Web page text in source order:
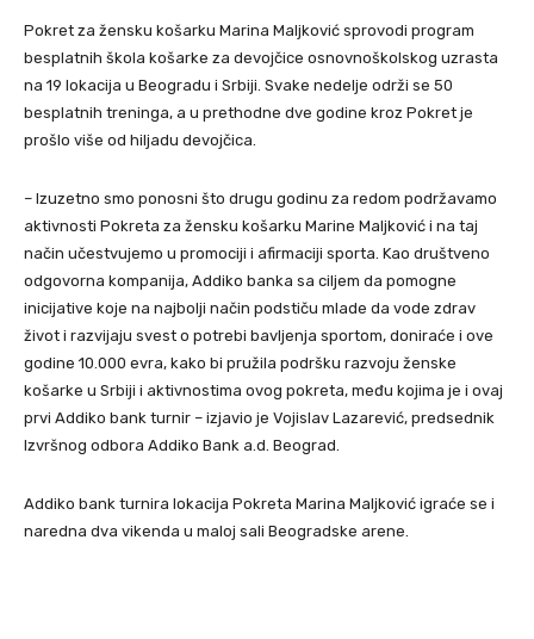
Pokret za žensku košarku Marina Maljković sprovodi program
besplatnih škola košarke za devojčice osnovnoškolskog uzrasta
na 19 lokacija u Beogradu i Srbiji. Svake nedelje održi se 50
besplatnih treninga, a u prethodne dve godine kroz Pokret je
prošlo više od hiljadu devojčica.
– Izuzetno smo ponosni što drugu godinu za redom podržavamo
aktivnosti Pokreta za žensku košarku Marine Maljković i na taj
način učestvujemo u promociji i afirmaciji sporta. Kao društveno
odgovorna kompanija, Addiko banka sa ciljem da pomogne
inicijative koje na najbolji način podstiču mlade da vode zdrav
život i razvijaju svest o potrebi bavljenja sportom, doniraće i ove
godine 10.000 evra, kako bi pružila podršku razvoju ženske
košarke u Srbiji i aktivnostima ovog pokreta, među kojima je i ovaj
prvi Addiko bank turnir – izjavio je Vojislav Lazarević, predsednik
Izvršnog odbora Addiko Bank a.d. Beograd.
Addiko bank turnira lokacija Pokreta Marina Maljković igraće se i
naredna dva vikenda u maloj sali Beogradske arene.